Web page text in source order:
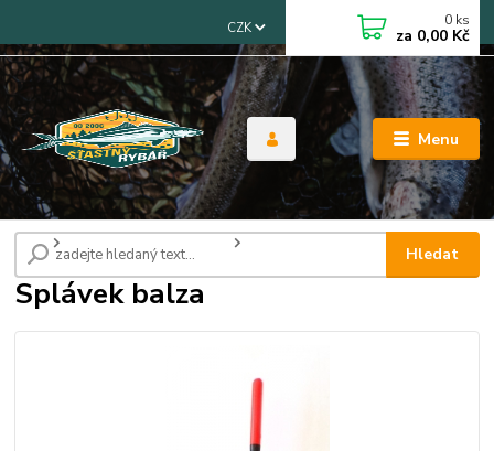
Menu
CZK
Hledat
0 ks
za 0,00 Kč
Úvod Splávky, čihátka, swingery
Splávek balza